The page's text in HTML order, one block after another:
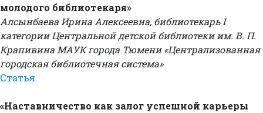
молодого библиотекаря»
Алсынбаева Ирина Алексеевна, библиотекарь I
категории Центральной детской библиотеки им. В. П.
Крапивина МАУК города Тюмени «Централизованная
городская библиотечная система»
Статья
«Наставничество как залог успешной карьеры